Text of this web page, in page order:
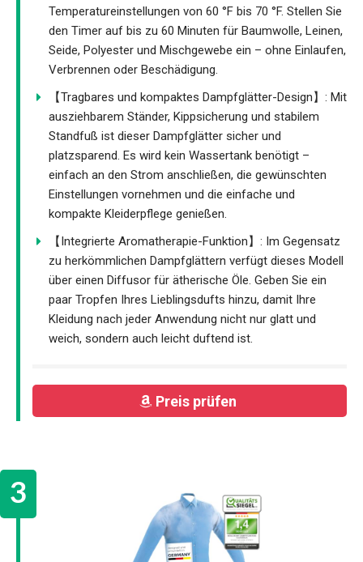
Temperatureinstellungen von 60 °F bis 70 °F. Stellen Sie
den Timer auf bis zu 60 Minuten für Baumwolle, Leinen,
Seide, Polyester und Mischgewebe ein – ohne Einlaufen,
Verbrennen oder Beschädigung.
【Tragbares und kompaktes Dampfglätter-Design】: Mit
ausziehbarem Ständer, Kippsicherung und stabilem
Standfuß ist dieser Dampfglätter sicher und
platzsparend. Es wird kein Wassertank benötigt –
einfach an den Strom anschließen, die gewünschten
Einstellungen vornehmen und die einfache und
kompakte Kleiderpflege genießen.
【Integrierte Aromatherapie-Funktion】: Im Gegensatz
zu herkömmlichen Dampfglättern verfügt dieses Modell
über einen Diffusor für ätherische Öle. Geben Sie ein
paar Tropfen Ihres Lieblingsdufts hinzu, damit Ihre
Kleidung nach jeder Anwendung nicht nur glatt und
weich, sondern auch leicht duftend ist.
Preis prüfen